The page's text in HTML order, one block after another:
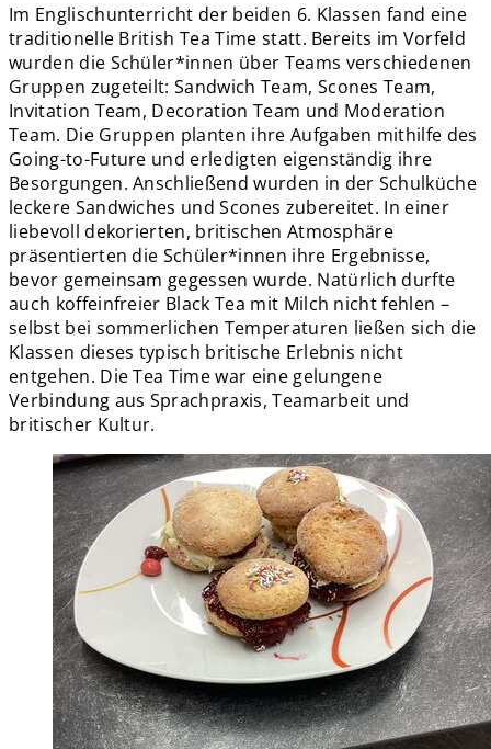
Im Englischunterricht der beiden 6. Klassen fand eine
traditionelle British Tea Time statt. Bereits im Vorfeld
wurden die Schüler*innen über Teams verschiedenen
Gruppen zugeteilt: Sandwich Team, Scones Team,
Invitation Team, Decoration Team und Moderation
Team. Die Gruppen planten ihre Aufgaben mithilfe des
Going-to-Future und erledigten eigenständig ihre
Besorgungen. Anschließend wurden in der Schulküche
leckere Sandwiches und Scones zubereitet. In einer
liebevoll dekorierten, britischen Atmosphäre
präsentierten die Schüler*innen ihre Ergebnisse,
bevor gemeinsam gegessen wurde. Natürlich durfte
auch koffeinfreier Black Tea mit Milch nicht fehlen –
selbst bei sommerlichen Temperaturen ließen sich die
Klassen dieses typisch britische Erlebnis nicht
entgehen. Die Tea Time war eine gelungene
Verbindung aus Sprachpraxis, Teamarbeit und
britischer Kultur.